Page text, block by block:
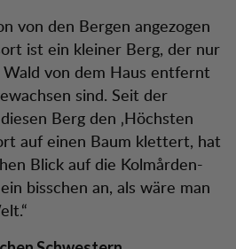
von den Bergen angezogen
ist ein kleiner Berg, der nur
von dem Haus entfernt
sind. Seit der
Berg den ‚Höchsten
auf einen Baum klettert, hat
Blick auf die Kolmården-
bisschen an, als wäre man